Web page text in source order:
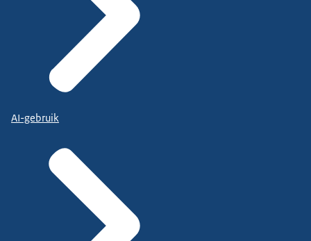
AI-gebruik